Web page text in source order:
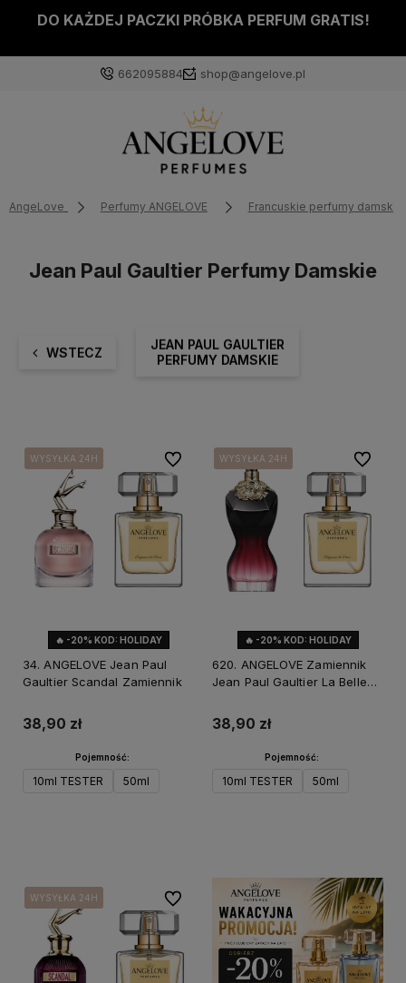
DO KAŻDEJ PACZKI PRÓBKA PERFUM GRATIS!
662095884 shop@angelove.pl
AngeLove Perfumy ANGELOVE Francuskie perfumy damskie
Jean Paul Gaultier Perfumy Damskie
WSTECZ
JEAN PAUL GAULTIER
PERFUMY DAMSKIE
🔥 -20% KOD: HOLIDAY
WYSYŁKA 24H
WYSYŁKA 24H
WYSYŁKA 24H
34. ANGELOVE Jean Paul
Gaultier Scandal Zamiennik
38,90 zł
Pojemność:
10ml TESTER 50ml
Do ulubionych
🔥 -20% KOD: HOLIDAY
WYSYŁKA 24H
WYSYŁKA 24H
WYSYŁKA 24H
620. ANGELOVE Zamiennik
Jean Paul Gaultier La Belle
38,90 zł
Pojemność:
10ml TESTER 50ml
Do
WYSYŁKA 24H
WYSYŁKA 24H
WYSYŁKA 24H Do ulubionych